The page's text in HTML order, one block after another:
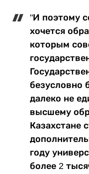
"И поэтому
хочется
которым
безусловно
далеко не
высшему
Казахстане
году
более 2